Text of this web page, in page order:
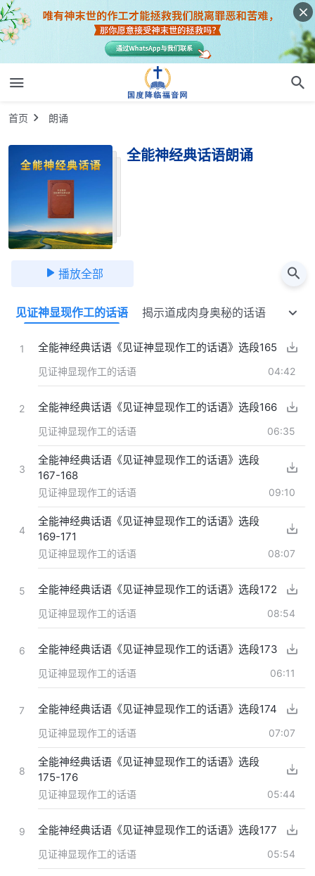
首页 朗诵
全能神经典话语朗诵
播放全部
见证神显现作工的话语 揭示道成肉身奥秘的话语 神每
1 全能神经典话语《见证神显现作工的话语》选段165
见证神显现作工的话语 04:42
2 全能神经典话语《见证神显现作工的话语》选段166
见证神显现作工的话语 06:35
3
全能神经典话语《见证神显现作工的话语》选段
167-168
见证神显现作工的话语 09:10
4
全能神经典话语《见证神显现作工的话语》选段
169-171
见证神显现作工的话语 08:07
5 全能神经典话语《见证神显现作工的话语》选段172
见证神显现作工的话语 08:54
6 全能神经典话语《见证神显现作工的话语》选段173
见证神显现作工的话语 06:11
7 全能神经典话语《见证神显现作工的话语》选段174
见证神显现作工的话语 07:07
8
全能神经典话语《见证神显现作工的话语》选段
175-176
见证神显现作工的话语 05:44
9 全能神经典话语《见证神显现作工的话语》选段177
见证神显现作工的话语 05:54